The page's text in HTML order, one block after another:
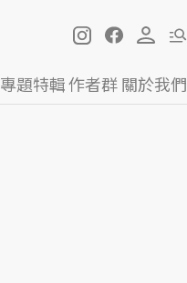
專題特輯作者群關於我們